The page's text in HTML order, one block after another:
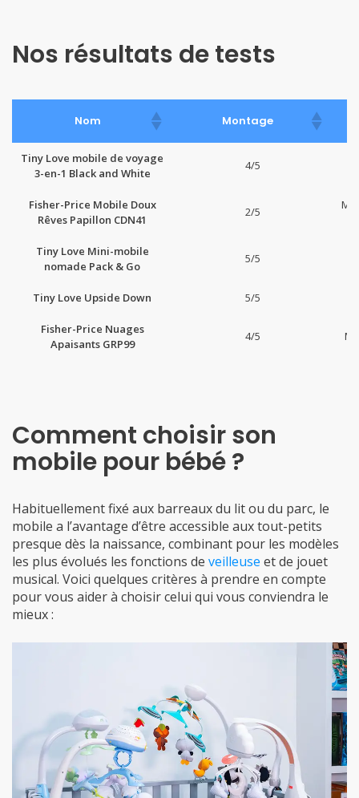
Nos résultats de tests
Nom Montage
Tiny Love mobile de voyage
3-en-1 Black and White
4/5
Fisher-Price Mobile Doux
Rêves Papillon CDN41
2/5
Tiny Love Mini-mobile
nomade Pack & Go
5/5
Tiny Love Upside Down 5/5
Fisher-Price Nuages
Apaisants GRP99
4/5
Comment choisir son
mobile pour bébé ?
Habituellement fixé aux barreaux du lit ou du parc, le
mobile a l’avantage d’être accessible aux tout-petits
presque dès la naissance, combinant pour les modèles
les plus évolués les fonctions de veilleuse et de jouet
musical. Voici quelques critères à prendre en compte
pour vous aider à choisir celui qui vous conviendra le
mieux :